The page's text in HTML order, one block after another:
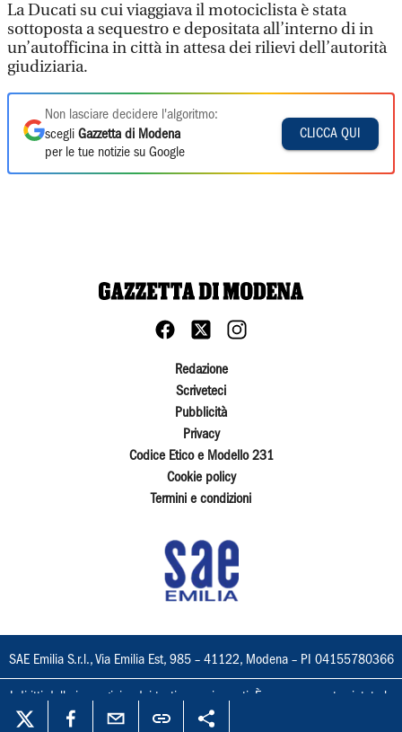
La Ducati su cui viaggiava il motociclista è stata
sottoposta a sequestro e depositata all’interno di in
un’autofficina in città in attesa dei rilievi dell’autorità
giudiziaria.
Non lasciare decidere l'algoritmo:
scegli Gazzetta di Modena
per le tue notizie su Google
CLICCA QUI
Redazione
Scriveteci
Pubblicità
Privacy
Codice Etico e Modello 231
Cookie policy
Termini e condizioni
SAE Emilia S.r.l., Via Emilia Est, 985 – 41122, Modena – PI 04155780366
I diritti delle immagini e dei testi sono riservati. È espressamente vietata la
loro riproduzione con qualsiasi mezzo e l'adattamento totale o parziale.